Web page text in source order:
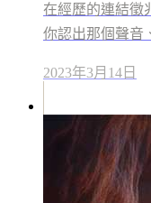
在經歷的連結徵
你認出那個聲音
2023年3月14日